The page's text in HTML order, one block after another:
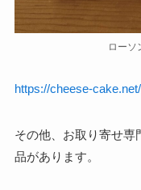
ローソ
https://cheese-
その他、お取り寄せ専
品があります。